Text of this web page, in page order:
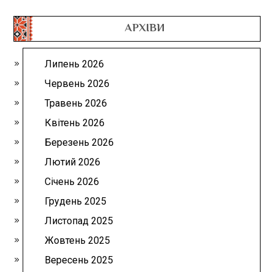
АРХІВИ
Липень 2026
Червень 2026
Травень 2026
Квітень 2026
Березень 2026
Лютий 2026
Січень 2026
Грудень 2025
Листопад 2025
Жовтень 2025
Вересень 2025